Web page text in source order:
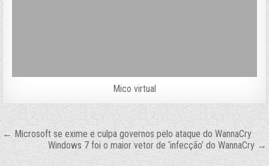
Mico virtual
Navegação
de
← Microsoft se exime e culpa governos pelo ataque do WannaCry
Windows 7 foi o maior vetor de ‘infecção’ do WannaCry →